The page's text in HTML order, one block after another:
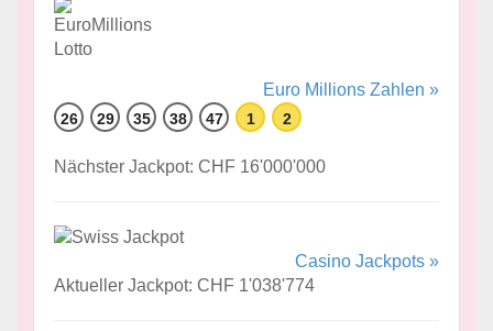
Euro Millions Zahlen »
26 29 35 38 47 1 2
Nächster Jackpot: CHF 16'000'000
Casino Jackpots »
Aktueller Jackpot: CHF 1'038'774